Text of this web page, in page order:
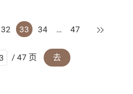
32 33 34 … 47 下一页
/ 47 页 去